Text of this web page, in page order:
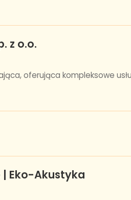
z o.o.
oferująca kompleksowe
| Eko-Akustyka